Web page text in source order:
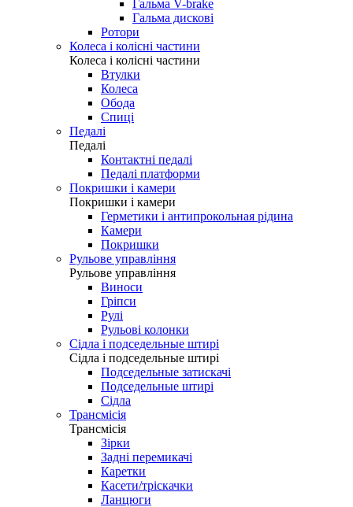
Гальма V-brake
Гальма дискові
Ротори
Колеса і колісні частини
Колеса і колісні частини
Втулки
Колеса
Обода
Спиці
Педалі
Педалі
Контактні педалі
Педалі платформи
Покришки і камери
Покришки і камери
Герметики і антипрокольная рідина
Камери
Покришки
Рульове управління
Рульове управління
Виноси
Гріпси
Рулі
Рульові колонки
Сідла і подседельные штирі
Сідла і подседельные штирі
Подседельные затискачі
Подседельные штирі
Сідла
Трансмісія
Трансмісія
Зірки
Задні перемикачі
Каретки
Касети/тріскачки
Ланцюги